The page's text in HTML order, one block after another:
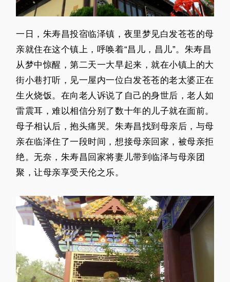
一日，朱寿昌投宿临泽镇，夜里梦见白发苍苍的母
亲就住在这个镇上，呼唤着“昌儿，昌儿”。朱寿昌
从梦中惊醒，第二天一大早起来，就在小镇上的大
街小巷打听，见一屋内一位白发苍苍的老太婆正在
生火烧饭。在向老人诉说了自己的身世后，老人如
雷震耳，难以相信分别了数十年的儿子就在面前。
母子相认后，抱头痛哭。朱寿昌找到母亲后，与母
亲在临泽住了一段时间，想接母亲回家，被母亲拒
绝。无奈，朱寿昌回家将妻儿带到临泽与母亲团
聚，让母亲享受天伦之乐。